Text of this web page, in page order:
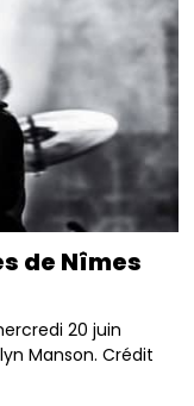
de Nîmes
20 juin
Manson. Crédit